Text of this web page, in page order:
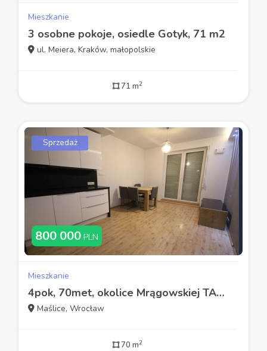
Mieszkanie
3 osobne pokoje, osiedle Gotyk, 71 m2
ul. Meiera, Kraków, małopolskie
71 m2
Sprzedaż
800 000 PLN
Mieszkanie
4pok, 70met, okolice Mrągowskiej TARAS/GARAŻ/2012 (Wrocław)
Maślice, Wrocław
70 m2